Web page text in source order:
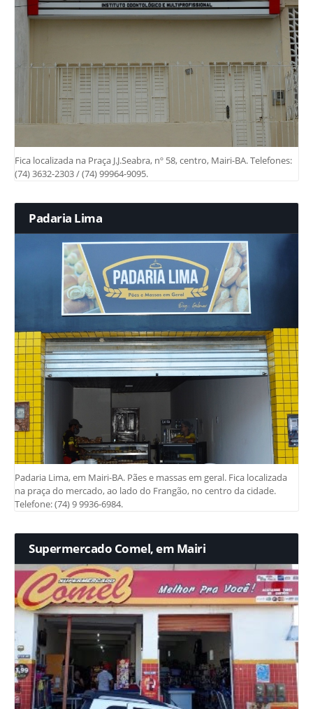
Fica localizada na Praça J.J.Seabra, nº 58, centro, Mairi-BA. Telefones:
(74) 3632-2303 / (74) 99964-9095.
Padaria Lima
Padaria Lima, em Mairi-BA. Pães e massas em geral. Fica localizada
na praça do mercado, ao lado do Frangão, no centro da cidade.
Telefone: (74) 9 9936-6984.
Supermercado Comel, em Mairi